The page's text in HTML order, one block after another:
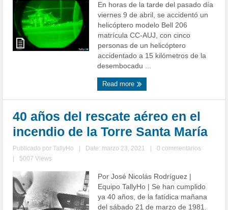
En horas de la tarde del pasado día
viernes 9 de abril, se accidentó un
helicóptero modelo Bell 206
matrícula CC-AUJ, con cinco
personas de un helicóptero
accidentado a 15 kilómetros de la
desembocadu ...
Read more
40 años del rescate aéreo en el
incendio de la Torre Santa María
Publicado porTallyHo Date: marzo 23, 2021
0 commentarios
5007 Views
Por José Nicolás Rodríguez |
Equipo TallyHo | Se han cumplido
ya 40 años, de la fatídica mañana
del sábado 21 de marzo de 1981.